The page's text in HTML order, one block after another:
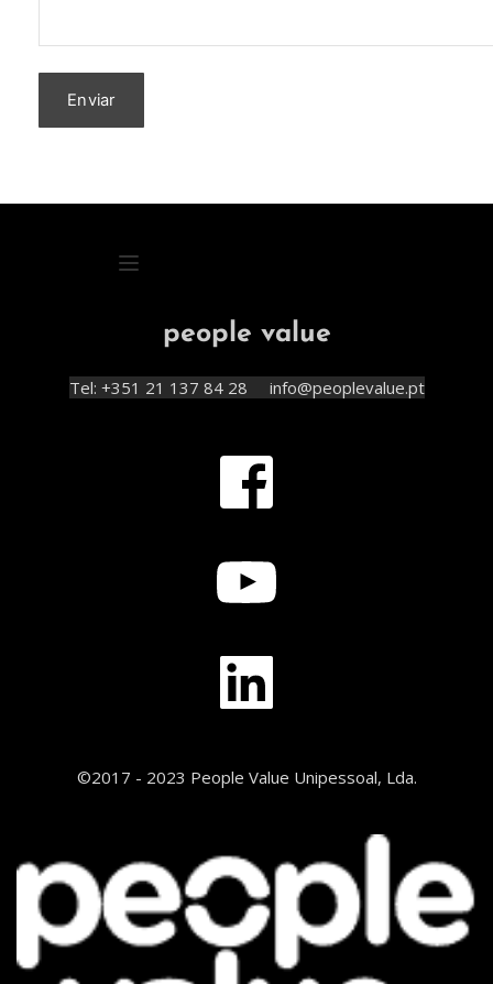
people value
Tel: +351 21 137 84 28     info@peoplevalue.pt
©2017 - 2023 People Value Unipessoal, Lda.